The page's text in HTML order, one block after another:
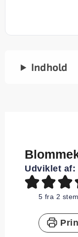
Indhold
Udviklet af:
5 fra 2